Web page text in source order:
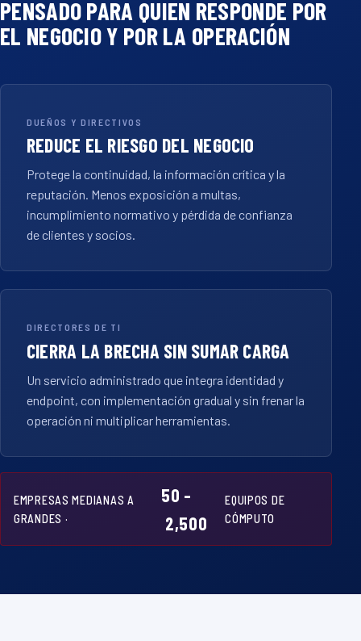
PENSADO PARA QUIEN RESPONDE POR
EL NEGOCIO Y POR LA OPERACIÓN
DUEÑOS Y DIRECTIVOS
REDUCE EL RIESGO DEL NEGOCIO
Protege la continuidad, la información crítica y la
reputación. Menos exposición a multas,
incumplimiento normativo y pérdida de confianza
de clientes y socios.
DIRECTORES DE TI
CIERRA LA BRECHA SIN SUMAR CARGA
Un servicio administrado que integra identidad y
endpoint, con implementación gradual y sin frenar la
operación ni multiplicar herramientas.
EMPRESAS MEDIANAS A
GRANDES ·
50 –
2,500
EQUIPOS DE
CÓMPUTO